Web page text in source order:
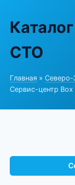
СТО
Главная » Северо-
Сервис-центр Box